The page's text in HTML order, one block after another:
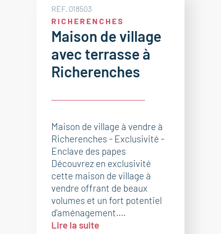
RÉF. 018503
RICHERENCHES
Maison de village
avec terrasse à
Richerenches
Maison de village à vendre à
Richerenches - Exclusivité -
Enclave des papes
Découvrez en exclusivité
cette maison de village à
vendre offrant de beaux
volumes et un fort potentiel
d'aménagement....
Lire la suite